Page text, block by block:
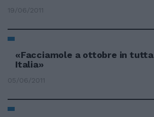
19/06/2011
«Facciamole a ottobre in tutta
Italia»
05/06/2011